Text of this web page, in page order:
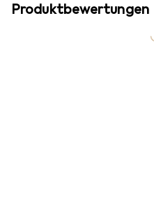
Produktbewertungen